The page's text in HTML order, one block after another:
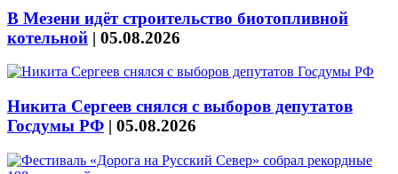
В Мезени идёт строительство биотопливной
котельной | 05.08.2026
Никита Сергеев снялся с выборов депутатов
Госдумы РФ | 05.08.2026